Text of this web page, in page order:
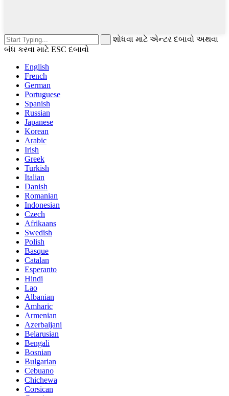
શોધવા માટે એન્ટર દબાવો અથવા
બંધ કરવા માટે ESC દબાવો
English
French
German
Portuguese
Spanish
Russian
Japanese
Korean
Arabic
Irish
Greek
Turkish
Italian
Danish
Romanian
Indonesian
Czech
Afrikaans
Swedish
Polish
Basque
Catalan
Esperanto
Hindi
Lao
Albanian
Amharic
Armenian
Azerbaijani
Belarusian
Bengali
Bosnian
Bulgarian
Cebuano
Chichewa
Corsican